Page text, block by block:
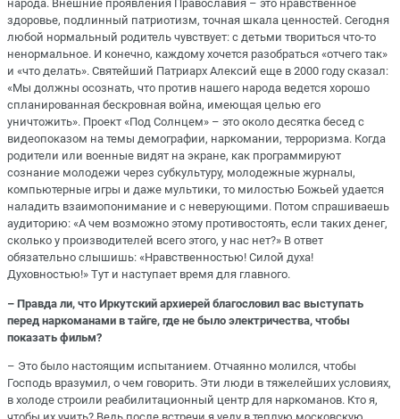
народа. Внешние проявления Православия – это нравственное
здоровье, подлинный патриотизм, точная шкала ценностей. Сегодня
любой нормальный родитель чувствует: с детьми твориться что-то
ненормальное. И конечно, каждому хочется разобраться «отчего так»
и «что делать». Святейший Патриарх Алексий еще в 2000 году сказал:
«Мы должны осознать, что против нашего народа ведется хорошо
спланированная бескровная война, имеющая целью его
уничтожить». Проект «Под Солнцем» – это около десятка бесед с
видеопоказом на темы демографии, наркомании, терроризма. Когда
родители или военные видят на экране, как программируют
сознание молодежи через субкультуру, молодежные журналы,
компьютерные игры и даже мультики, то милостью Божьей удается
наладить взаимопонимание и с неверующими. Потом спрашиваешь
аудиторию: «А чем возможно этому противостоять, если таких денег,
сколько у производителей всего этого, у нас нет?» В ответ
обязательно слышишь: «Нравственностью! Силой духа!
Духовностью!» Тут и наступает время для главного.
– Правда ли, что Иркутский архиерей благословил вас выступать
перед наркоманами в тайге, где не было электричества, чтобы
показать фильм?
– Это было настоящим испытанием. Отчаянно молился, чтобы
Господь вразумил, о чем говорить. Эти люди в тяжелейших условиях,
в холоде строили реабилитационный центр для наркоманов. Кто я,